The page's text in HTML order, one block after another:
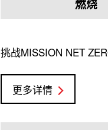
燃烧
挑战MISSION NET
更多详情